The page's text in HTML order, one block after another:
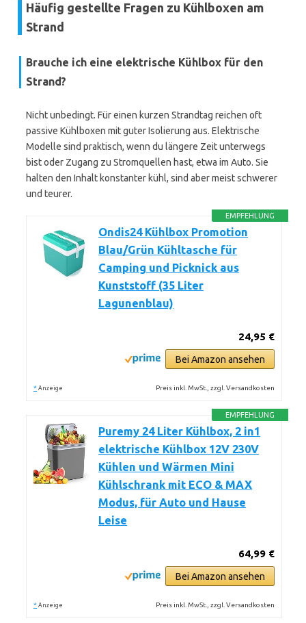
Häufig gestellte Fragen zu Kühlboxen am
Strand
Brauche ich eine elektrische Kühlbox für den
Strand?
Nicht unbedingt. Für einen kurzen Strandtag reichen oft
passive Kühlboxen mit guter Isolierung aus. Elektrische
Modelle sind praktisch, wenn du längere Zeit unterwegs
bist oder Zugang zu Stromquellen hast, etwa im Auto. Sie
halten den Inhalt konstanter kühl, sind aber meist schwerer
und teurer.
EMPFEHLUNG
Ondis24 Kühlbox Promotion
Blau/Grün Kühltasche für
Camping und Picknick aus
Kunststoff (35 Liter
Lagunenblau)
24,95 €
Bei Amazon ansehen
* Anzeige Preis inkl. MwSt., zzgl. Versandkosten
EMPFEHLUNG
Puremy 24 Liter Kühlbox, 2 in1
elektrische Kühlbox 12V 230V
Kühlen und Wärmen Mini
Kühlschrank mit ECO & MAX
Modus, für Auto und Hause
Leise
64,99 €
Bei Amazon ansehen
* Anzeige Preis inkl. MwSt., zzgl. Versandkosten